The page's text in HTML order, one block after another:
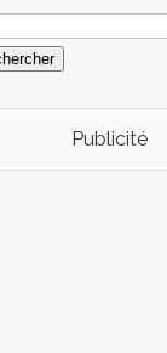
:
Publicité